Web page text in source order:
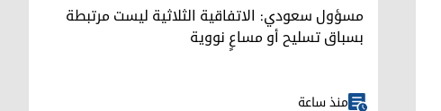
مسؤول سعودي: الاتفاقية الثلاثية ليست مرتبطة
بسباق تسليح أو مساعٍ نووية
منذ ساعة